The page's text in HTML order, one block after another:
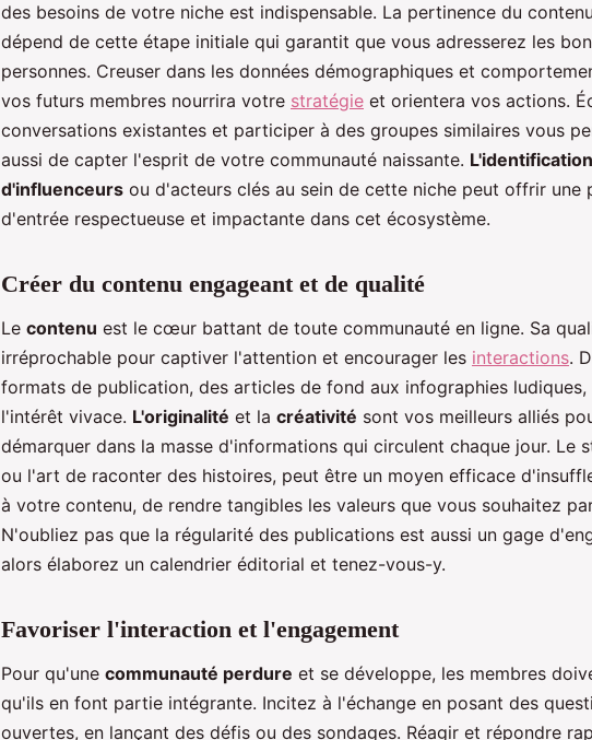
des besoins de votre niche est indispensable. La pertinence du
dépend de cette étape initiale qui garantit que vous adresserez les
personnes. Creuser dans les données démographiques et
vos futurs membres nourrira votre stratégie et orientera vos actions.
conversations existantes et participer à des groupes similaires vous
aussi de capter l'esprit de votre communauté naissante. L'identification
d'influenceurs ou d'acteurs clés au sein de cette niche peut offrir une
d'entrée respectueuse et impactante dans cet écosystème.
Créer du contenu engageant et de qualité
Le contenu est le cœur battant de toute communauté en ligne. Sa
irréprochable pour captiver l'attention et encourager les interactions.
formats de publication, des articles de fond aux infographies ludiques,
l'intérêt vivace. L'originalité et la créativité sont vos meilleurs alliés
démarquer dans la masse d'informations qui circulent chaque jour. Le
ou l'art de raconter des histoires, peut être un moyen efficace
à votre contenu, de rendre tangibles les valeurs que vous souhaitez
N'oubliez pas que la régularité des publications est aussi un gage
alors élaborez un calendrier éditorial et tenez-vous-y.
Favoriser l'interaction et l'engagement
Pour qu'une communauté perdure et se développe, les membres
qu'ils en font partie intégrante. Incitez à l'échange en posant des
ouvertes, en lançant des défis ou des sondages. Réagir et répondre